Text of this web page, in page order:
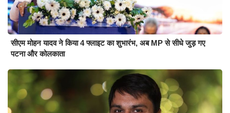
सीएम मोहन यादव ने किया 4 फ्लाइट का शुभारंभ, अब MP से सीधे जुड़ गए
पटना और कोलकाता